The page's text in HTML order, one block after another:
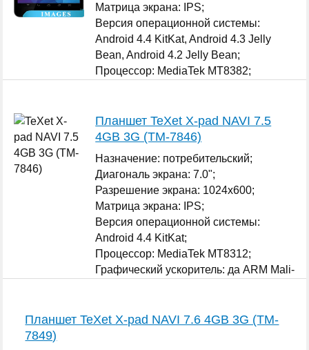
Матрица экрана: IPS;
Версия операционной системы:
Android 4.4 KitKat, Android 4.3 Jelly
Bean, Android 4.2 Jelly Bean;
Процессор: MediaTek MT8382;
...
Планшет TeXet X-pad NAVI 7.5
4GB 3G (TM-7846)
Назначение: потребительский;
Диагональ экрана: 7.0";
Разрешение экрана: 1024x600;
Матрица экрана: IPS;
Версия операционной системы:
Android 4.4 KitKat;
Процессор: MediaTek MT8312;
Графический ускоритель: да ARM Mali-
Планшет TeXet X-pad NAVI 7.6 4GB 3G (TM-
7849)